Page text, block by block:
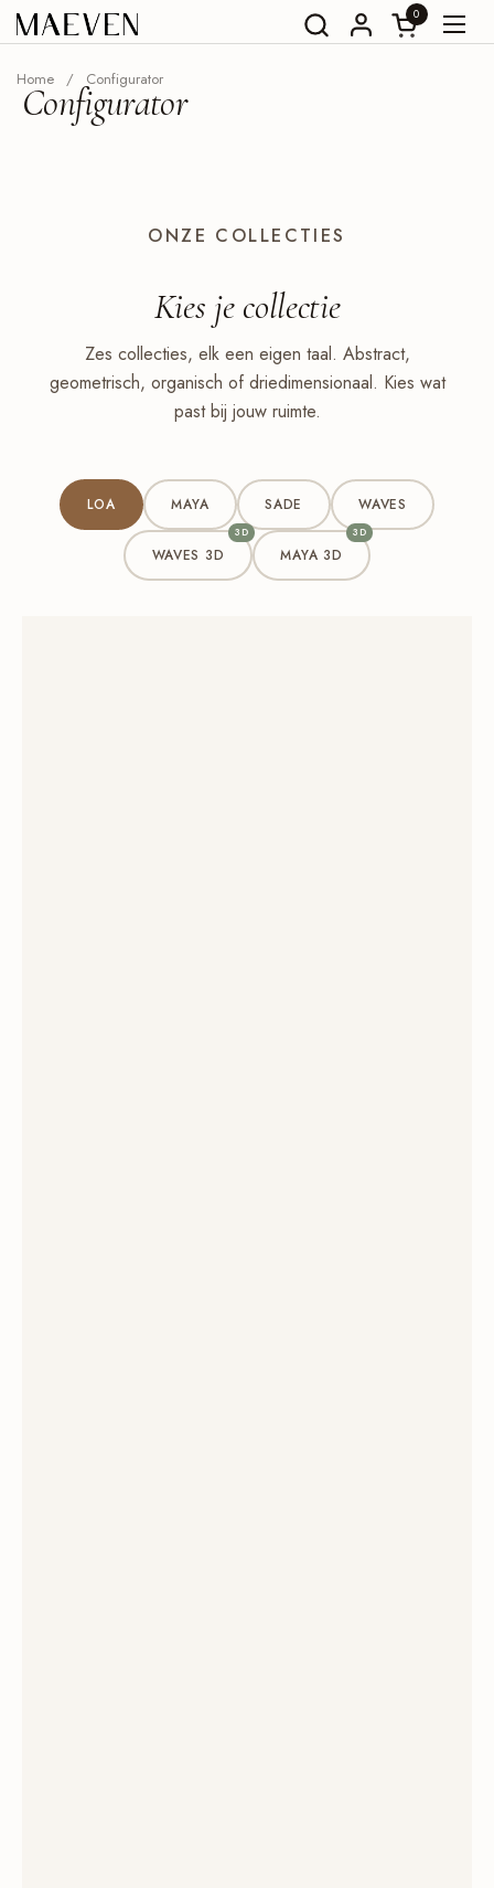
Ga naar content 0
Home / Configurator
Configurator
ONZE COLLECTIES
Kies je collectie
Zes collecties, elk een eigen taal. Abstract,
geometrisch, organisch of driedimensionaal. Kies wat
past bij jouw ruimte.
LOA MAYA SADE WAVES
WAVES 3D
3D
MAYA 3D
3D